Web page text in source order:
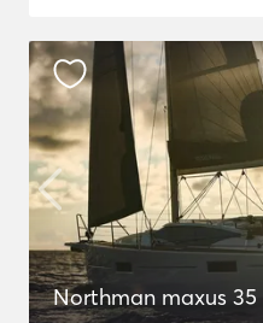
Northman maxus 35